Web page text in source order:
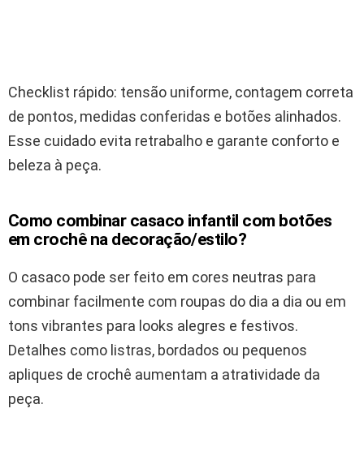
Checklist rápido: tensão uniforme, contagem correta
de pontos, medidas conferidas e botões alinhados.
Esse cuidado evita retrabalho e garante conforto e
beleza à peça.
Como combinar casaco infantil com botões
em crochê na decoração/estilo?
O casaco pode ser feito em cores neutras para
combinar facilmente com roupas do dia a dia ou em
tons vibrantes para looks alegres e festivos.
Detalhes como listras, bordados ou pequenos
apliques de crochê aumentam a atratividade da
peça.